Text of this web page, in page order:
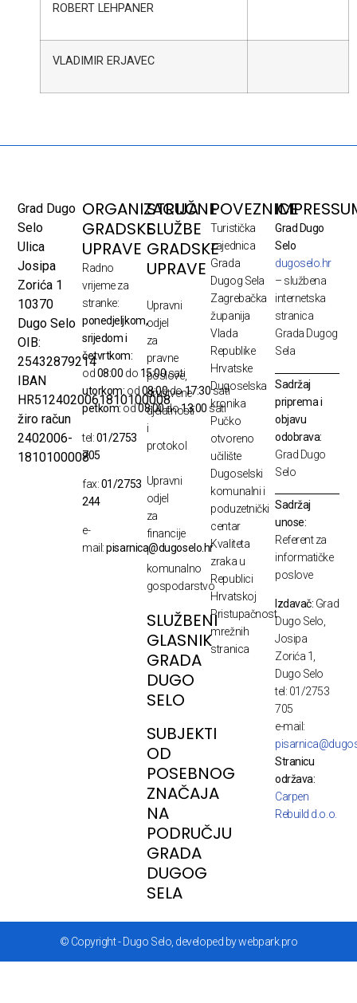
ROBERT LEHPANER
VLADIMIR ERJAVEC
Grad Dugo
Selo
Ulica
Josipa
Zorića 1
10370
Dugo Selo
OIB:
25432879214
IBAN
HR5124020061810100008
žiro račun
2402006-
1810100008
ORGANIZACIJA
GRADSKE
UPRAVE
Radno
vrijeme za
stranke:
ponedjeljkom,
srijedom i
četvrtkom:
od08:00 do 15:00sati
utorkom: od08:00do17:30sati
petkom:od08:00do13:00 sati
tel:01/2753
705
fax:01/2753
244
e-
mail:pisarnica@dugoselo.hr
STRUČNE
SLUŽBE
GRADSKE
UPRAVE
Upravni
odjel
za
pravne
poslove,
društvene
djelatnosti
i
protokol
Upravni
odjel
za
financije
i
komunalno
gospodarstvo
SLUŽBENI
GLASNIK
GRADA
DUGO
SELO
SUBJEKTI
OD
POSEBNOG
ZNAČAJA
NA
PODRUČJU
GRADA
DUGOG
SELA
POVEZNICE
Turistička
zajednica
Grada
Dugog Sela
Zagrebačka
županija
Vlada
Republike
Hrvatske
Dugoselska
kronika
Pučko
otvoreno
učilište
Dugoselski
komunalni i
poduzetnički
centar
Kvaliteta
zraka u
Republici
Hrvatskoj
Pristupačnost
mrežnih
stranica
Grad Dugo
Selo
dugoselo.hr
– službena
internetska
stranica
Grada Dugog
Sela
Sadržaj
priprema i
objavu
odobrava:
Grad Dugo
Selo
Sadržaj
unose:
Referent za
informatičke
poslove
Izdavač: Grad
Dugo Selo,
Josipa
Zorića 1,
Dugo Selo
tel: 01/2753
705
e-mail:
Stranicu
održava:
Carpen
Rebuild d.o.o.
© Copyright - Dugo Selo, developed by webpark.pro